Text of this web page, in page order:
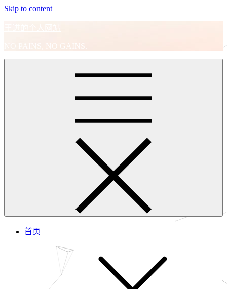
Skip to content
王进的个人网站
NO PAINS, NO GAINS.
首页